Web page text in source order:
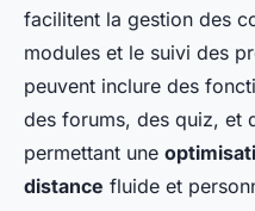
facilitent la gestion des
modules et le suivi des
peuvent inclure des
des forums, des quiz, et
permettant une
distance fluide et